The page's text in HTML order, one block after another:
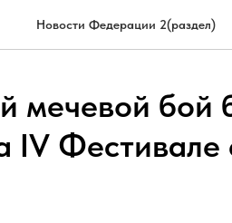
Новости Федерации 2(раздел)
мечевой бой
IV Фестивале